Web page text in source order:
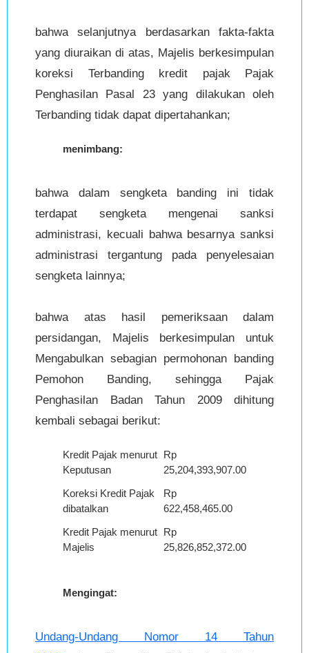
bahwa selanjutnya berdasarkan fakta-fakta
yang diuraikan di atas, Majelis berkesimpulan
koreksi Terbanding kredit pajak Pajak
Penghasilan Pasal 23 yang dilakukan oleh
Terbanding tidak dapat dipertahankan;
menimbang:
bahwa dalam sengketa banding ini tidak
terdapat sengketa mengenai sanksi
administrasi, kecuali bahwa besarnya sanksi
administrasi tergantung pada penyelesaian
sengketa lainnya;
bahwa atas hasil pemeriksaan dalam
persidangan, Majelis berkesimpulan untuk
Mengabulkan sebagian permohonan banding
Pemohon Banding, sehingga Pajak
Penghasilan Badan Tahun 2009 dihitung
kembali sebagai berikut:
Kredit Pajak menurut
Keputusan
Rp
25,204,393,907.00
Koreksi Kredit Pajak
dibatalkan
Rp
622,458,465.00
Kredit Pajak menurut
Majelis
Rp
25,826,852,372.00
Mengingat:
Undang-Undang Nomor 14 Tahun